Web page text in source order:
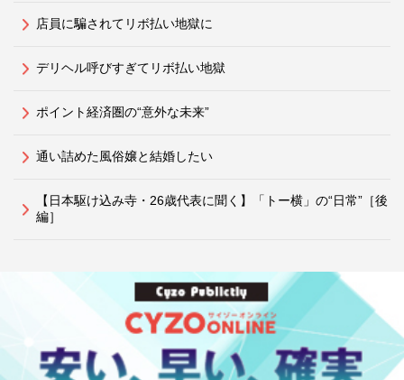
店員に騙されてリボ払い地獄に
デリヘル呼びすぎてリボ払い地獄
ポイント経済圏の“意外な未来”
通い詰めた風俗嬢と結婚したい
【日本駆け込み寺・26歳代表に聞く】「トー横」の“日常”［後
編］